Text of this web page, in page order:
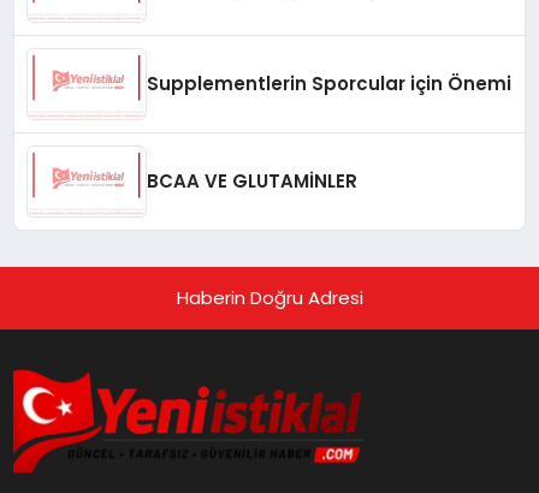
Supplementlerin Sporcular için Önemi
BCAA VE GLUTAMİNLER
Haberin Doğru Adresi